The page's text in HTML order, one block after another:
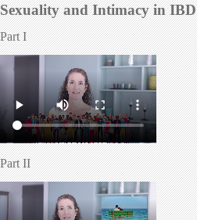
Sexuality and Intimacy in IBD
Part I
Part II